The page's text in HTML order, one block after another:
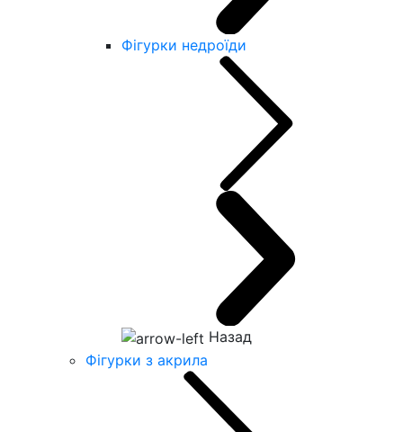
Фігурки недроїди
Назад
Фігурки з акрила